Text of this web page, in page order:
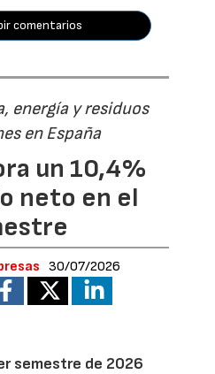
comentarios
energía y residuos
en España
un 10,4%
neto en el
30/07/2026
semestre de 2026